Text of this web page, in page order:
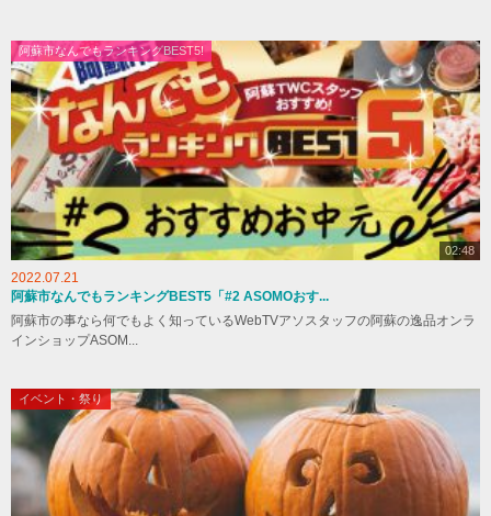
阿蘇市なんでもランキングBEST5!
02:48
2022.07.21
阿蘇市なんでもランキングBEST5「#2 ASOMOおす...
阿蘇市の事なら何でもよく知っているWebTVアソスタッフの阿蘇の逸品オンラ
インショップASOM...
イベント・祭り